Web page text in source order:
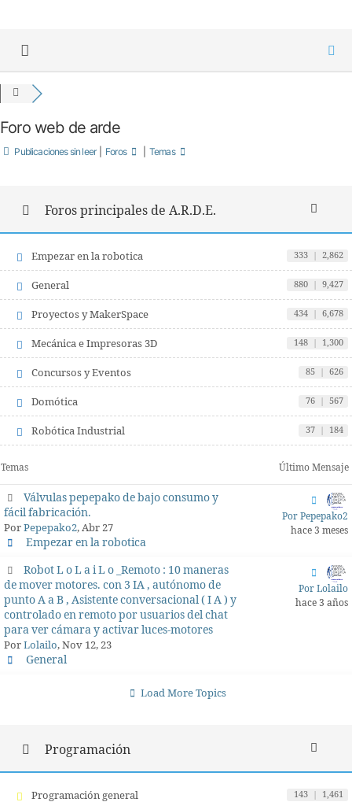
Foro web de arde
Publicaciones sin leer Foros Temas
Foros principales de A.R.D.E.
Empezar en la robotica 333 | 2,862
General 880 | 9,427
Proyectos y MakerSpace 434 | 6,678
Mecánica e Impresoras 3D 148 | 1,300
Concursos y Eventos 85 | 626
Domótica 76 | 567
Robótica Industrial 37 | 184
Temas Último Mensaje
Válvulas pepepako de bajo consumo y
fácil fabricación.
PorPepepako2, Abr 27
Empezar en la robotica
Por Pepepako2
hace 3 meses
Robot L o L a i L o _Remoto : 10 maneras
de mover motores. con 3 IA , autónomo de
punto A a B , Asistente conversacional ( I A ) y
controlado en remoto por usuarios del chat
para ver cámara y activar luces-motores
PorLolailo, Nov 12, 23
General
Por Lolailo
hace 3 años
Load More Topics
Programación
Programación general 143 | 1,461